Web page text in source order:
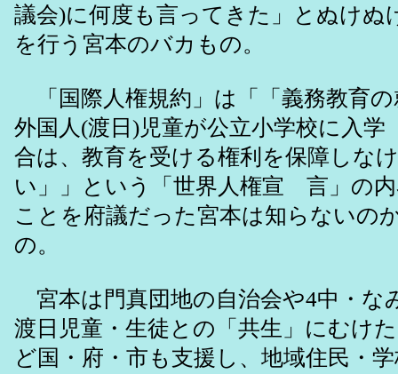
議会)に何度も言ってきた」とぬけ
を行う宮本のバカもの。
「国際人権規約」は「「義務教育
外国人(渡日)児童が公立小学校に入
合は、教育を受ける権利を保障しな
い」」という「世界人権宣 言」の
ことを府議だった宮本は知らないの
の。
宮本は門真団地の自治会や4中・な
渡日児童・生徒との「共生」にむけ
ど国・府・市も支援し、地域住民・